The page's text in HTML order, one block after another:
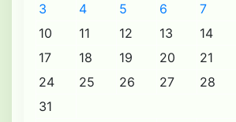
3
4 5 6 7
10
11 12 13 14
17
18 19 20 21
24
25 26 27 28
31